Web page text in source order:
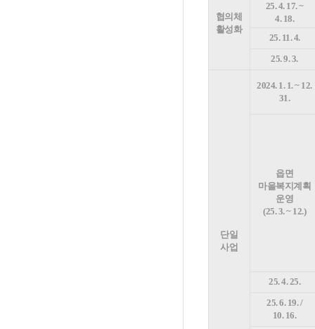
협의체
활성화
25. 4. 17. ~
4. 18.
25. 11. 4.
25. 9. 3.
단일
사업
2024. 1. 1. ~ 12.
31.
읍면
마을복지계획
운영
(25. 3. ~ 12.)
25. 4. 25.
25. 6. 19. /
10. 16.